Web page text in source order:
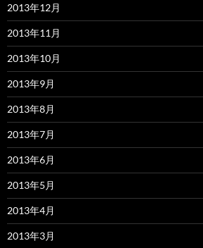
2013年12月
2013年11月
2013年10月
2013年9月
2013年8月
2013年7月
2013年6月
2013年5月
2013年4月
2013年3月